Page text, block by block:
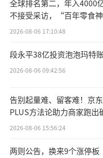
肉禽蛋区同样热
引发上海市民抢购
洲谷饲鲜牛腱、谷
牛M6牛排等被市民
借“只卖7天、逾期
生爆品，刚一上架
频推着补货车穿梭
究鲜，7日鲜蛋口感
蛋都合适，买着放
一边排队补货，一边
全球排名第二，年入4000
不接受采访，“百年零食
出水面？
2026-08-06 17:10:48
段永平38亿投资泡泡玛特
2026-08-06 09:42:56
告别起量难、留客难！京
PLUS方法论助力商家跑出
路径
2026-08-06 15:56:24
两则公告，换来9个涨停板